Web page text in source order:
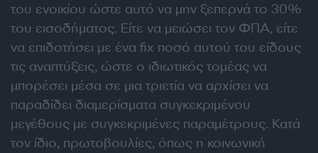
του ενοικίου ώστε αυτό να μην ξεπερνά το 30%
του εισοδήματος. Είτε να μειώσει τον ΦΠΑ, είτε
να επιδοτήσει με ένα fix ποσό αυτού του είδους
τις αναπτύξεις, ώστε ο ιδιωτικός τομέας να
μπορέσει μέσα σε μια τριετία να αρχίσει να
παραδίδει διαμερίσματα συγκεκριμένου
μεγέθους με συγκεκριμένες παραμέτρους. Κατά
τον ίδιο, πρωτοβουλίες, όπως η κοινωνική